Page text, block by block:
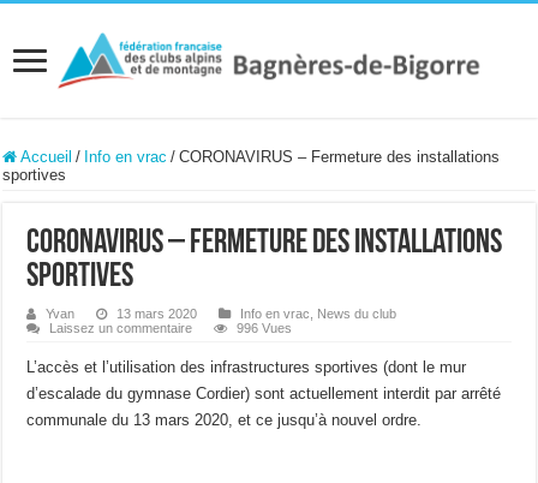
Accueil / Info en vrac / CORONAVIRUS – Fermeture des installations
sportives
CORONAVIRUS – Fermeture des installations
sportives
Yvan 13 mars 2020 Info en vrac
News du club
Laissez un commentaire
996 Vues
L’accès et l’utilisation des infrastructures sportives (dont le mur
d’escalade du gymnase Cordier) sont actuellement interdit par arrêté
communale du 13 mars 2020, et ce jusqu’à nouvel ordre.